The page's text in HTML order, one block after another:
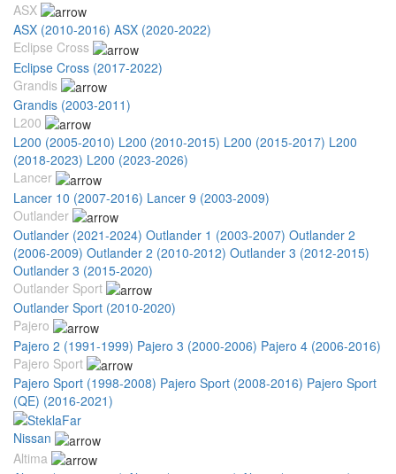
ASX
ASX (2010-2016) ASX (2020-2022)
Eclipse Cross
Eclipse Cross (2017-2022)
Grandis
Grandis (2003-2011)
L200
L200 (2005-2010) L200 (2010-2015) L200 (2015-2017) L200
(2018-2023) L200 (2023-2026)
Lancer
Lancer 10 (2007-2016) Lancer 9 (2003-2009)
Outlander
Outlander (2021-2024) Outlander 1 (2003-2007) Outlander 2
(2006-2009) Outlander 2 (2010-2012) Outlander 3 (2012-2015)
Outlander 3 (2015-2020)
Outlander Sport
Outlander Sport (2010-2020)
Pajero
Pajero 2 (1991-1999) Pajero 3 (2000-2006) Pajero 4 (2006-2016)
Pajero Sport
Pajero Sport (1998-2008) Pajero Sport (2008-2016) Pajero Sport
(QE) (2016-2021)
Nissan
Altima